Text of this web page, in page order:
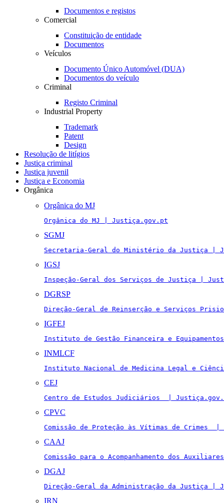
Documentos e registos
Comercial
Constituição de entidade
Documentos
Veículos
Documento Único Automóvel (DUA)
Documentos do veículo
Criminal
Registo Criminal
Industrial Property
Trademark
Patent
Design
Resolução de litígios
Justiça criminal
Justiça juvenil
Justiça e Economia
Orgânica
Orgânica do MJ
Orgânica do MJ | Justiça.gov.pt
SGMJ
Secretaria-Geral do Ministério da Justiça |
IGSJ
Inspeção-Geral dos Serviços de Justiça |
DGRSP
Direção-Geral de Reinserção e Serviços
IGFEJ
Instituto de Gestão Financeira e
INMLCF
Instituto Nacional de Medicina Legal e
CEJ
Centro de Estudos Judiciários  |
CPVC
Comissão de Proteção às Vítimas de Crimes
CAAJ
Comissão para o Acompanhamento dos
DGAJ
Direção-Geral da Administração da Justiça |
IRN